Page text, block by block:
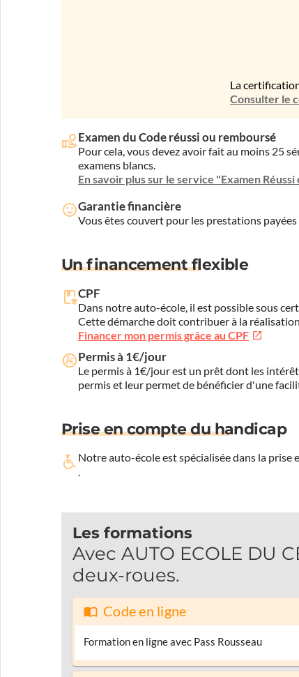
La
Consulter le
Examen du Code réussi ou remboursé
Pour cela, vous devez avoir fait au moins 25
examens blancs.
En savoir plus sur le service "Examen Réussi
Garantie financière
Vous êtes couvert pour les prestations
Un financement flexible
CPF
Dans notre auto-école, il est possible sous
Cette démarche doit contribuer à la
Financer mon permis grâce au CPF
Permis à 1€/jour
Le permis à 1€/jour est un prêt dont les
permis et leur permet de bénéficier d'une
Prise en compte du handicap
Notre auto-école est spécialisée dans la prise
.
Les formations
Avec AUTO ECOLE DU
deux-roues.
Code en ligne
Formation en ligne avec Pass Rousseau